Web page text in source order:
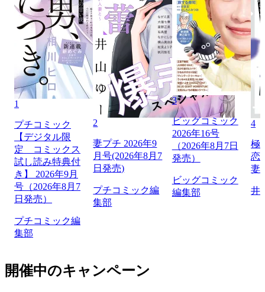
1
プチコミック
【デジタル限
定 コミックス
試し読み特典付
き】 2026年9月
号（2026年8月7
日発売）
プチコミック編
集部
2
妻プチ 2026年9
月号(2026年8月7
日発売)
プチコミック編
集部
3
ビッグコミック
2026年16号
（2026年8月7日
発売）
ビッグコミック
編集部
4
極
恋
妻
井
開催中のキャンペーン